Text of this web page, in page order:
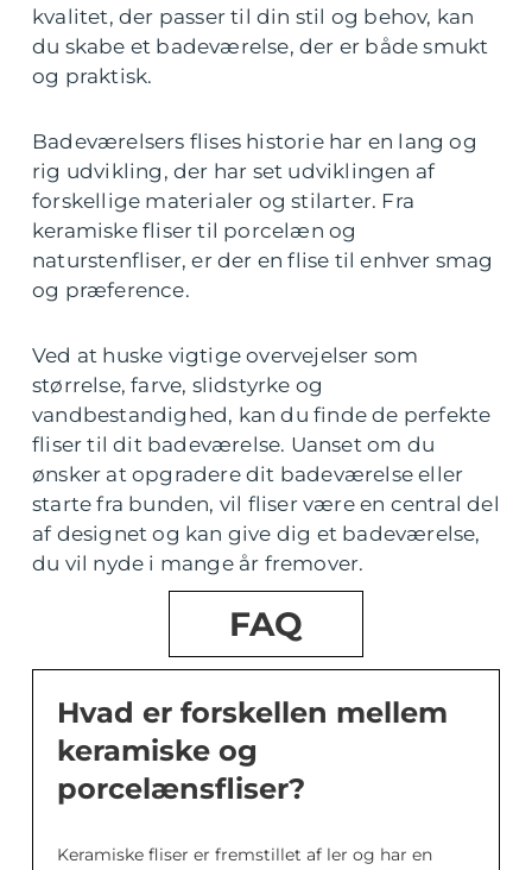
kvalitet, der passer til din stil og behov, kan
du skabe et badeværelse, der er både smukt
og praktisk.
Badeværelsers flises historie har en lang og
rig udvikling, der har set udviklingen af
forskellige materialer og stilarter. Fra
keramiske fliser til porcelæn og
naturstenfliser, er der en flise til enhver smag
og præference.
Ved at huske vigtige overvejelser som
størrelse, farve, slidstyrke og
vandbestandighed, kan du finde de perfekte
fliser til dit badeværelse. Uanset om du
ønsker at opgradere dit badeværelse eller
starte fra bunden, vil fliser være en central del
af designet og kan give dig et badeværelse,
du vil nyde i mange år fremover.
FAQ
Hvad er forskellen mellem
keramiske og
porcelænsfliser?
Keramiske fliser er fremstillet af ler og har en